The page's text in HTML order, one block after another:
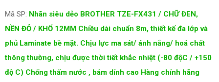
Mã SP: Nhãn siêu dẻo BROTHER TZE-FX431 / CHỮ ĐEN,
NỀN ĐỎ / KHỔ 12MM Chiều dài chuẩn 8m, thiết kế đa lớp và
phủ Laminate bề mặt. Chịu lực ma sát/ ánh nắng/ hoá chất
thông thường, chịu được thời tiết khắc nhiệt (-80 độC / +150
độ C) Chống thấm nước , bám dính cao Hàng chính hãng